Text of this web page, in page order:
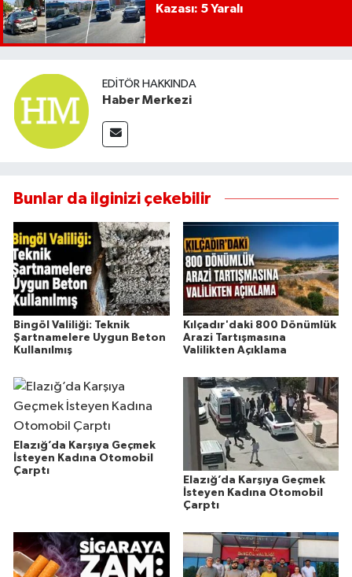
Kazası: 5 Yaralı
EDITÖR HAKKINDA
Haber Merkezi
Bunlar da ilginizi çekebilir
Bingöl Valiliği: Teknik
Şartnamelere Uygun Beton
Kullanılmış
Kılçadır'daki 800 Dönümlük
Arazi Tartışmasına
Valilikten Açıklama
Elazığ’da Karşıya Geçmek
İsteyen Kadına Otomobil
Çarptı
Elazığ’da Karşıya Geçmek
İsteyen Kadına Otomobil
Çarptı